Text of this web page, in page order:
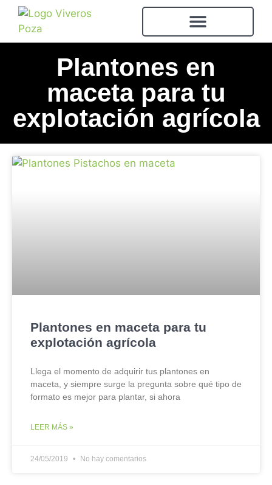
Plantones en
maceta para tu
explotación agrícola
Plantones en maceta para tu
explotación agrícola
Llega el momento de adquirir tus plantones en
maceta, y siempre surge la pregunta sobre qué tipo de
formato es mejor para plantar, si ahora
LEER MÁS »
24/05/2019 No hay comentarios